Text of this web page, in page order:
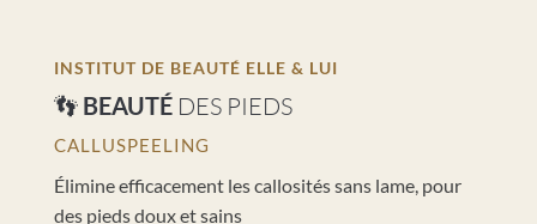
INSTITUT DE BEAUTÉ ELLE & LUI
👣 BEAUTÉDES PIEDS
CALLUSPEELING
Élimine efficacement les callosités sans lame, pour
des pieds doux et sains